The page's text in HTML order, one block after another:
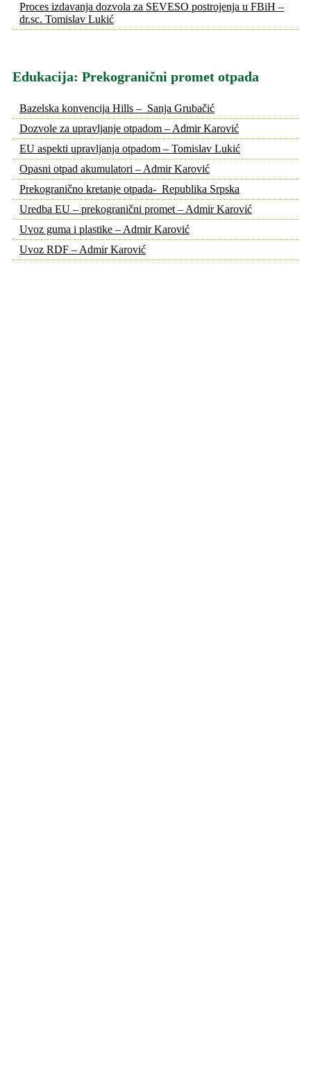
Proces izdavanja dozvola za SEVESO postrojenja u FBiH –
dr.sc. Tomislav Lukić
Edukacija: Prekogranični promet otpada
Bazelska konvencija Hills – Sanja Grubačić
Dozvole za upravljanje otpadom – Admir Karović
EU aspekti upravljanja otpadom – Tomislav Lukić
Opasni otpad akumulatori – Admir Karović
Prekogranično kretanje otpada- Republika Srpska
Uredba EU – prekogranični promet – Admir Karović
Uvoz guma i plastike – Admir Karović
Uvoz RDF – Admir Karović